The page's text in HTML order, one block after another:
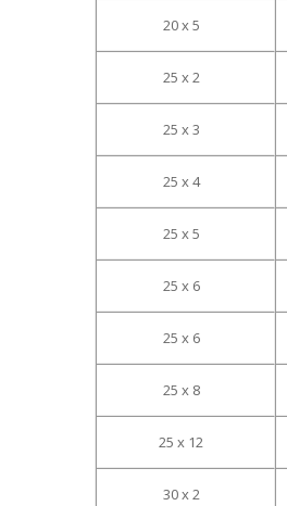
20 x 5
25 x 2
25 x 3
25 x 4
25 x 5
25 x 6
25 x 6
25 x 8
25 x 12
30 x 2